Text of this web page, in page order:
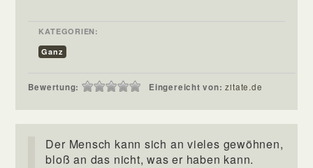
KATEGORIEN:
Ganz
Bewertung: Eingereicht von:zitate.de
Der Mensch kann sich an vieles gewöhnen,
bloß an das nicht, was er haben kann.